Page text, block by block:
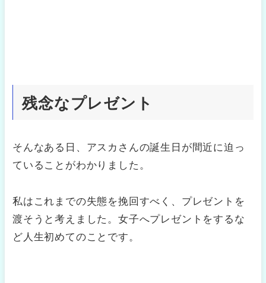
残念なプレゼント
そんなある日、アスカさんの誕生日が間近に迫っ
ていることがわかりました。
私はこれまでの失態を挽回すべく、プレゼントを
渡そうと考えました。女子へプレゼントをするな
ど人生初めてのことです。